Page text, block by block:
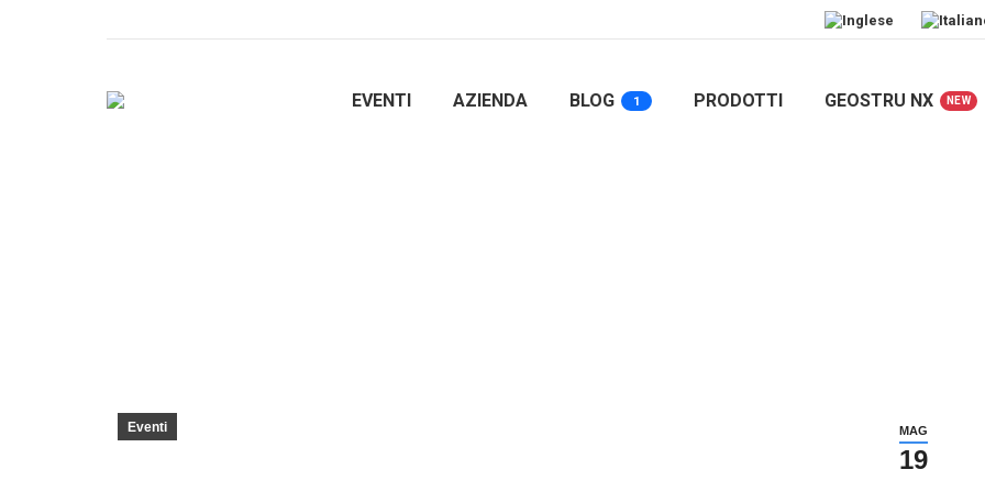
EVENTI AZIENDA BLOG 1 PRODOTTI GEOSTRU NX NEW
MAG
19
Eventi